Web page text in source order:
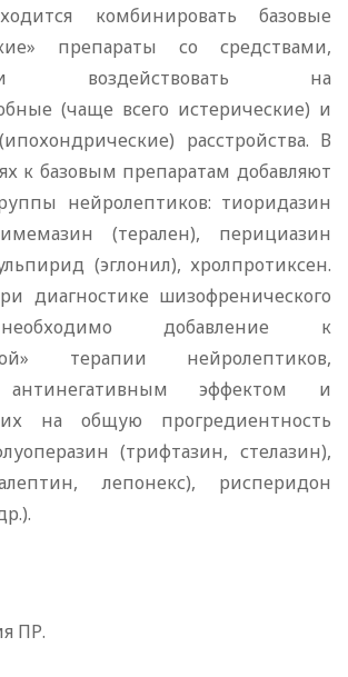
комбинировать базовые
препараты со средствами,
воздействовать на
(чаще всего истерические) и
расстройства. В
к базовым препаратам добавляют
нейролептиков: тиоридазин
(терален), перициазин
(эглонил), хролпротиксен.
диагностике шизофренического
добавление к
терапии нейролептиков,
антинегативным эффектом и
на общую прогредиентность
(трифтазин, стелазин),
лепонекс), рисперидон
ПР.